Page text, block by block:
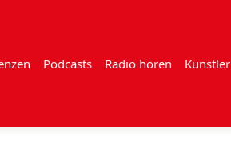
Podcasts Radio hören Künstler